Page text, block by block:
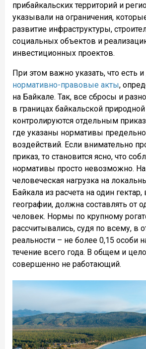
прибайкальских территорий и
указывали на ограничения,
развитие инфраструктуры,
социальных объектов и
инвестиционных проектов.
При этом важно указать, что есть и
нормативно-правовые акты,
на Байкале. Так, все сбросы и
в границах байкальской
контролируются отдельным
где указаны нормативы
воздействий. Если внимательно
приказ, то становится ясно, что
нормативы просто невозможно.
человеческая нагрузка на
Байкала из расчета на один
географии, должна составлять от
человек. Нормы по крупному
рассчитывались, судя по всему, в
реальности – не более 0,15 особи
течение всего года. В общем и
совершенно не работающий.